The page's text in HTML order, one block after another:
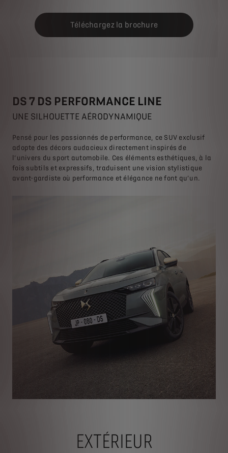
Téléchargez la brochure
DS 7 DS PERFORMANCE LINE
UNE SILHOUETTE AÉRODYNAMIQUE
Pensé pour les passionnés de performance, ce SUV exclusif
adopte des décors audacieux directement inspirés de
l’univers du sport automobile. Ces éléments esthétiques, à la
fois subtils et expressifs, traduisent une vision stylistique
avant-gardiste où performance et élégance ne font qu’un.
EXTÉRIEUR